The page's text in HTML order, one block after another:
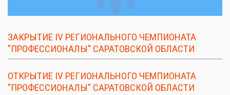
ЗАКРЫТИЕ IV РЕГИОНАЛЬНОГО ЧЕМПИОНАТА
"ПРОФЕССИОНАЛЫ" САРАТОВСКОЙ ОБЛАСТИ
ОТКРЫТИЕ IV РЕГИОНАЛЬНОГО ЧЕМПИОНАТА
"ПРОФЕССИОНАЛЫ" САРАТОВСКОЙ ОБЛАСТИ